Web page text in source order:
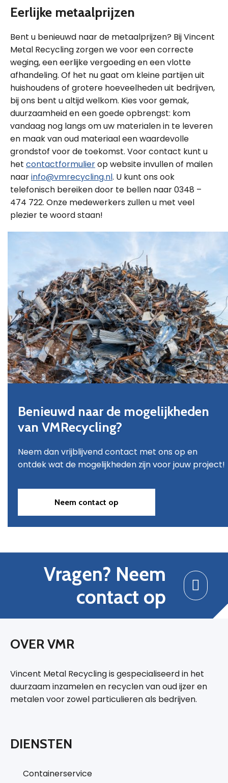
Eerlijke metaalprijzen
Bent u benieuwd naar de metaalprijzen? Bij Vincent
Metal Recycling zorgen we voor een correcte
weging, een eerlijke vergoeding en een vlotte
afhandeling. Of het nu gaat om kleine partijen uit
huishoudens of grotere hoeveelheden uit bedrijven,
bij ons bent u altijd welkom. Kies voor gemak,
duurzaamheid en een goede opbrengst: kom
vandaag nog langs om uw materialen in te leveren
en maak van oud materiaal een waardevolle
grondstof voor de toekomst. Voor contact kunt u
het contactformulierop website invullen of mailen
naarinfo@vmrecycling.nl. U kunt ons ook
telefonisch bereiken door te bellen naar 0348 –
474 722. Onze medewerkers zullen u met veel
plezier te woord staan!
Benieuwd naar de mogelijkheden
van VMRecycling?
Neem dan vrijblijvend contact met ons op en
ontdek wat de mogelijkheden zijn voor jouw project!
Neem contact op
Vragen? Neem
contact op
OVER VMR
Vincent Metal Recycling is gespecialiseerd in het
duurzaam inzamelen en recyclen van oud ijzer en
metalen voor zowel particulieren als bedrijven.
DIENSTEN
Containerservice